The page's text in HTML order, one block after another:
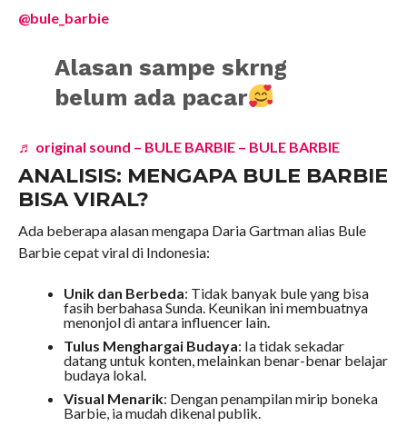
@bule_barbie
Alasan sampe skrng
belum ada pacar
♬ original sound – BULE BARBIE – BULE BARBIE
ANALISIS: MENGAPA BULE BARBIE
BISA VIRAL?
Ada beberapa alasan mengapa Daria Gartman alias Bule
Barbie cepat viral di Indonesia:
Unik dan Berbeda: Tidak banyak bule yang bisa
fasih berbahasa Sunda. Keunikan ini membuatnya
menonjol di antara influencer lain.
Tulus Menghargai Budaya: Ia tidak sekadar
datang untuk konten, melainkan benar-benar belajar
budaya lokal.
Visual Menarik: Dengan penampilan mirip boneka
Barbie, ia mudah dikenal publik.